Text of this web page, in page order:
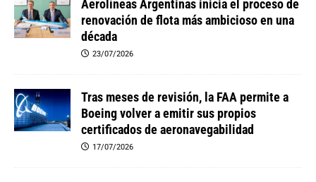
Aerolíneas Argentinas inicia el proceso de
renovación de flota más ambicioso en una
década
23/07/2026
Tras meses de revisión, la FAA permite a
Boeing volver a emitir sus propios
certificados de aeronavegabilidad
17/07/2026